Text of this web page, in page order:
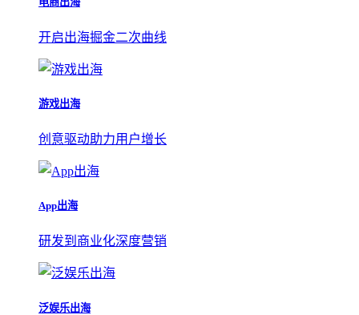
开启出海掘金二次曲线
游戏出海
创意驱动助力用户增长
App出海
研发到商业化深度营销
泛娱乐出海